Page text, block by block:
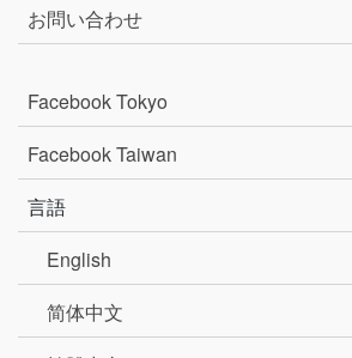
お問い合わせ
Facebook Tokyo
Facebook Taiwan
言語
English
简体中文